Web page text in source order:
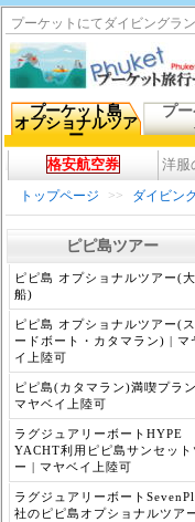
プーケットにてダイビングラ
プーケット島
オプショナルツア
ー
プ
格安航空券 洋服
トップページ >> ダイビン
ピピ島ツアー
ピピ島 オプショナルツアー(
船)
ピピ島 オプショナルツアー(
ードボート・カタマラン) | マ
イ上陸可
ピピ島(カタマラン)満喫プラ
マヤベイ上陸可
ラグジュアリーボートHYPE
YACHT利用ピピ島サンセット
ー | マヤベイ上陸可
ラグジュアリーボート
社のピピ島オプショナルツア